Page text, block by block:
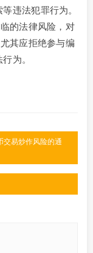
违法犯罪行为。
的法律风险，对
其应拒绝参与编
为。
交易炒作风险的通